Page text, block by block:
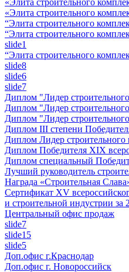
«Элита строительного
«Элита строительного
“Элита строительного
“Элита строительного
slide1
“Элита строительного
slide8
slide6
slide7
Диплом "Лидер
Диплом "Лидер
Диплом "Лидер
Диплом III степени
Диплом Лидер строительного
Диплом Победителя XIX
Диплом специальный
Лучший руководитель
Награда «Строительная
Сертификат XV
и строительной индустрии за
Центральный офис продаж
slide7
slide15
slide5
Доп.офис г.Краснодар
Доп.офис г. Новороссийск